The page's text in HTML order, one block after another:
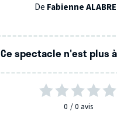
De Fabienne
Ce spectacle n'est plus
0 0 avis